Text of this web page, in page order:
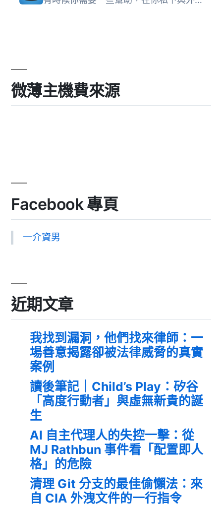
微薄主機費來源
Facebook 專頁
一介資男
近期文章
我找到漏洞，他們找來律師：一
場善意揭露卻被法律威脅的真實
案例
讀後筆記｜Child’s Play：矽谷
「高度行動者」與虛無新貴的誕
生
AI 自主代理人的失控一擊：從
MJ Rathbun 事件看「配置即人
格」的危險
清理 Git 分支的最佳偷懶法：來
自 CIA 外洩文件的一行指令